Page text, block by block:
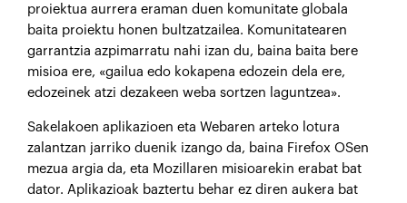
proiektua aurrera eraman duen komunitate globala
baita proiektu honen bultzatzailea. Komunitatearen
garrantzia azpimarratu nahi izan du, baina baita bere
misioa ere, «gailua edo kokapena edozein dela ere,
edozeinek atzi dezakeen weba sortzen laguntzea».
Sakelakoen aplikazioen eta Webaren arteko lotura
zalantzan jarriko duenik izango da, baina Firefox OSen
mezua argia da, eta Mozillaren misioarekin erabat bat
dator. Aplikazioak baztertu behar ez diren aukera bat